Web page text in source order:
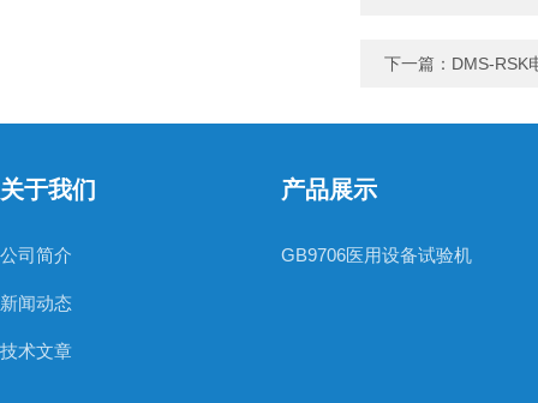
下一篇： DMS-RSK
关于我们
公司简介
新闻动态
技术文章
产品展示
GB9706医用设备试验机